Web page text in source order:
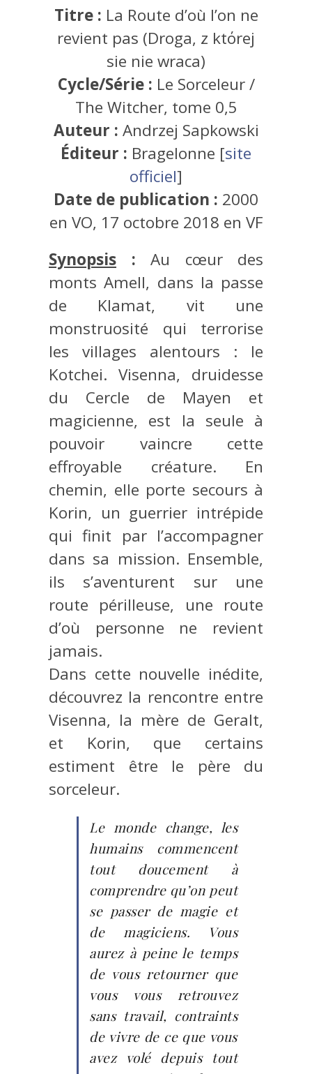
Titre : La Route d’où l’on ne
revient pas (Droga, z ktόrej
sie nie wraca)
Cycle/Série : Le Sorceleur /
The Witcher, tome 0,5
Auteur : Andrzej Sapkowski
Éditeur : Bragelonne [site
officiel]
Date de publication : 2000
en VO, 17 octobre 2018 en VF
Synopsis : Au cœur des
monts Amell, dans la passe
de Klamat, vit une
monstruosité qui terrorise
les villages alentours : le
Kotchei. Visenna, druidesse
du Cercle de Mayen et
magicienne, est la seule à
pouvoir vaincre cette
effroyable créature. En
chemin, elle porte secours à
Korin, un guerrier intrépide
qui finit par l’accompagner
dans sa mission. Ensemble,
ils s’aventurent sur une
route périlleuse, une route
d’où personne ne revient
jamais.
Dans cette nouvelle inédite,
découvrez la rencontre entre
Visenna, la mère de Geralt,
et Korin, que certains
estiment être le père du
sorceleur.
Le monde change, les
humains commencent
tout doucement à
comprendre qu’on peut
se passer de magie et
de magiciens. Vous
aurez à peine le temps
de vous retourner que
vous vous retrouvez
sans travail, contraints
de vivre de ce que vous
avez volé depuis tout